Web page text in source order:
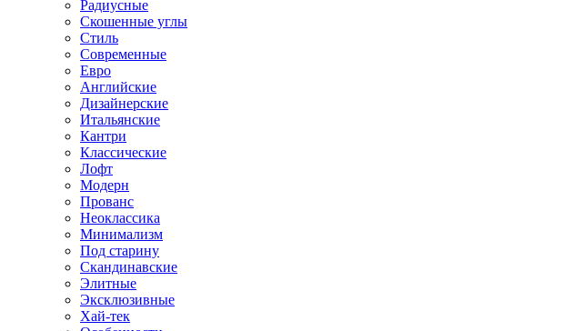
Радиусные
Скошенные углы
Стиль
Современные
Евро
Английские
Дизайнерские
Итальянские
Кантри
Классические
Лофт
Модерн
Прованс
Неоклассика
Минимализм
Под старину
Скандинавские
Элитные
Эксклюзивные
Хай-тек